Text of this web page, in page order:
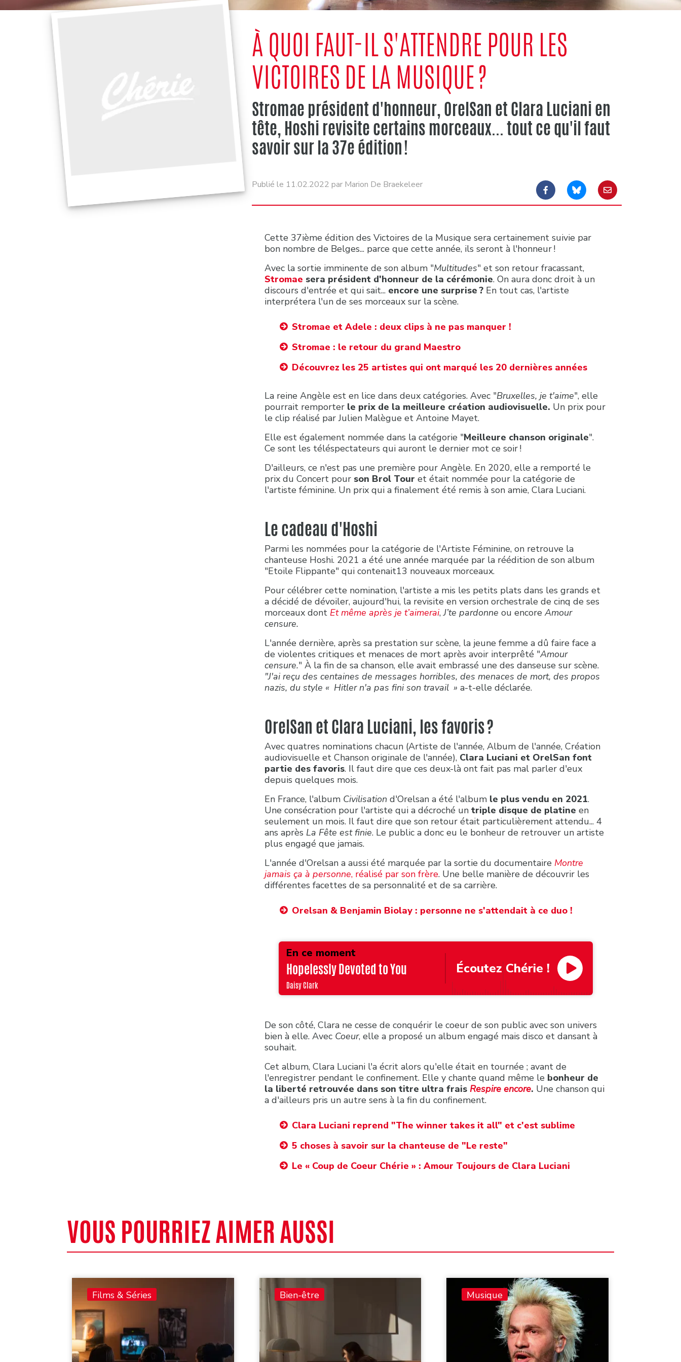
À QUOI FAUT-IL S'ATTENDRE POUR LES
VICTOIRES DE LA MUSIQUE ?
Stromae président d'honneur, OrelSan et Clara Luciani en
tête, Hoshi revisite certains morceaux... tout ce qu'il faut
savoir sur la 37e édition !
Publié le 11.02.2022 par Marion De Braekeleer
Cette 37ième édition des Victoires de la Musique sera certainement suivie par
bon nombre de Belges... parce que cette année, ils seront à l'honneur !
Avec la sortie imminente de son album "Multitudes" et son retour fracassant,
Stromae sera président d'honneur de la cérémonie. On aura donc droit à un
discours d'entrée et qui sait... encore une surprise ? En tout cas, l'artiste
interprétera l'un de ses morceaux sur la scène.
Stromae et Adele : deux clips à ne pas manquer !
Stromae : le retour du grand Maestro
Découvrez les 25 artistes qui ont marqué les 20 dernières années
La reine Angèle est en lice dans deux catégories. Avec "Bruxelles, je t'aime", elle
pourrait remporter le prix de la meilleure création audiovisuelle. Un prix pour
le clip réalisé par Julien Malègue et Antoine Mayet.
Elle est également nommée dans la catégorie "Meilleure chanson originale".
Ce sont les téléspectateurs qui auront le dernier mot ce soir !
D'ailleurs, ce n'est pas une première pour Angèle. En 2020, elle a remporté le
prix du Concert pour son Brol Tour et était nommée pour la catégorie de
l'artiste féminine. Un prix qui a finalement été remis à son amie, Clara Luciani.
Le cadeau d'Hoshi
Parmi les nommées pour la catégorie de l'Artiste Féminine, on retrouve la
chanteuse Hoshi. 2021 a été une année marquée par la réédition de son album
"Etoile Flippante" qui contenait13 nouveaux morceaux.
Pour célébrer cette nomination, l'artiste a mis les petits plats dans les grands et
a décidé de dévoiler, aujourd'hui, la revisite en version orchestrale de cinq de ses
morceaux dont Et même après je t’aimerai,J’te pardonne ou encore Amour
censure.
L'année dernière, après sa prestation sur scène, la jeune femme a dû faire face a
de violentes critiques et menaces de mort après avoir interprêté "Amour
censure." À la fin de sa chanson, elle avait embrassé une des danseuse sur scène.
"J'ai reçu des centaines de messages horribles, des menaces de mort, des propos
nazis, du style « Hitler n'a pas fini son travail » a-t-elle déclarée.
OrelSan et Clara Luciani, les favoris ?
Avec quatres nominations chacun (Artiste de l'année, Album de l'année, Création
audiovisuelle et Chanson originale de l'année), Clara Luciani et OrelSan font
partie des favoris. Il faut dire que ces deux-là ont fait pas mal parler d'eux
depuis quelques mois.
En France, l'album Civilisation d'Orelsan a été l'album le plus vendu en 2021.
Une consécration pour l'artiste qui a décroché un triple disque de platine en
seulement un mois. Il faut dire que son retour était particulièrement attendu... 4
ans après La Fête est finie. Le public a donc eu le bonheur de retrouver un artiste
plus engagé que jamais.
L'année d'Orelsan a aussi été marquée par la sortie du documentaire Montre
jamais ça à personne, réalisé par son frère. Une belle manière de découvrir les
différentes facettes de sa personnalité et de sa carrière.
Orelsan & Benjamin Biolay : personne ne s'attendait à ce duo !
En ce moment
Hopelessly Devoted to You
Daisy Clark
Écoutez Chérie !
De son côté, Clara ne cesse de conquérir le coeur de son public avec son univers
bien à elle. Avec Coeur, elle a proposé un album engagé mais disco et dansant à
souhait.
Cet album, Clara Luciani l'a écrit alors qu'elle était en tournée ; avant de
l'enregistrer pendant le confinement. Elle y chante quand même le bonheur de
la liberté retrouvée dans son titre ultra frais Respire encore. Une chanson qui
a d'ailleurs pris un autre sens à la fin du confinement.
Clara Luciani reprend "The winner takes it all" et c'est sublime
5 choses à savoir sur la chanteuse de "Le reste"
Le « Coup de Coeur Chérie » : Amour Toujours de Clara Luciani
VOUS POURRIEZ AIMER AUSSI
Films & Séries Bien-être Musique